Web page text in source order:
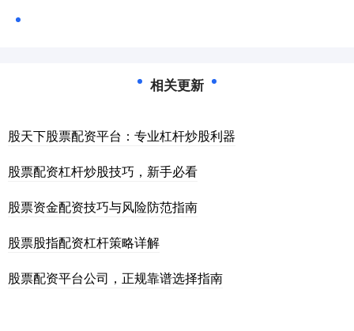
相关更新
股天下股票配资平台：专业杠杆炒股利器
股票配资杠杆炒股技巧，新手必看
股票资金配资技巧与风险防范指南
股票股指配资杠杆策略详解
股票配资平台公司，正规靠谱选择指南